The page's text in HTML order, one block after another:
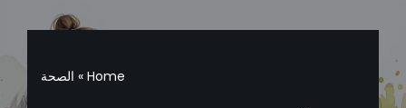
Home
» الصحة